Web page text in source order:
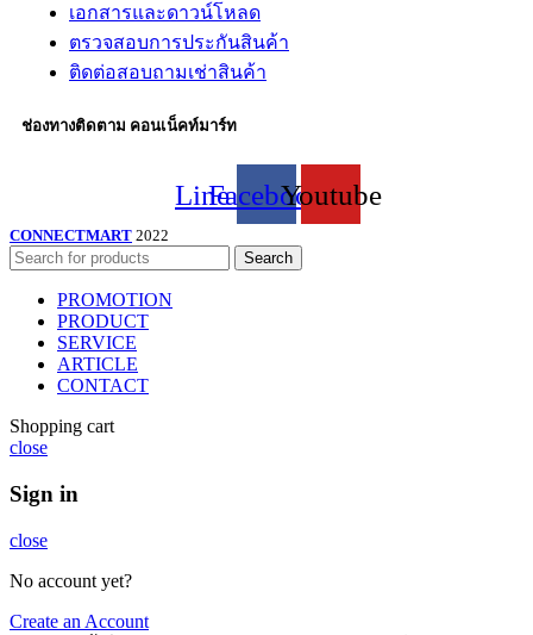
เอกสารและดาวน์โหลด
ตรวจสอบการประกันสินค้า
ติดต่อสอบถามเช่าสินค้า
ช่องทางติดตาม คอนเน็คท์มาร์ท
LineFacebookYoutube
CONNECTMART 2022
Search
PROMOTION
PRODUCT
SERVICE
ARTICLE
CONTACT
Shopping cart
close
Sign in
close
No account yet?
Create an Account